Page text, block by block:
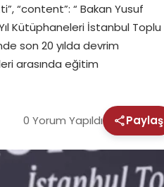
“content”: “ Bakan Yusuf
Kütüphaneleri İstanbul Toplu
son 20 yılda devrim
arasında eğitim
0 Yorum Yapıldı Paylaş